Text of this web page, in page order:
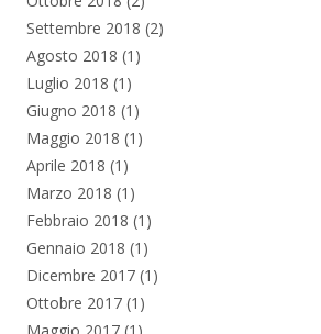
Settembre 2018 (2)
Agosto 2018 (1)
Luglio 2018 (1)
Giugno 2018 (1)
Maggio 2018 (1)
Aprile 2018 (1)
Marzo 2018 (1)
Febbraio 2018 (1)
Gennaio 2018 (1)
Dicembre 2017 (1)
Ottobre 2017 (1)